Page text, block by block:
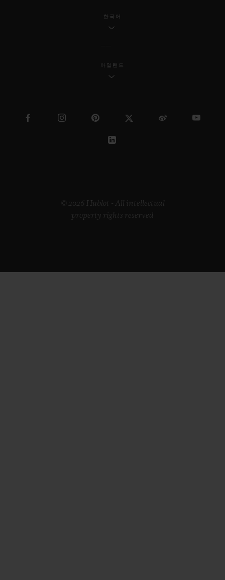
한국어
아일랜드
© 2026 Hublot - All intellectual
property rights reserved